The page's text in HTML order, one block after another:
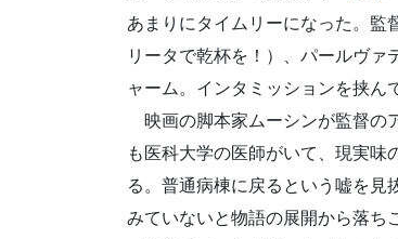
あまりにタイムリーになった。監
リータで乾杯を！）、パールヴァ
ャーム。インタミッションを挟ん
映画の脚本家ムーシンが監督の
も医科大学の医師がいて、現実
る。普通病棟に戻るという嘘を見
みていないと物語の展開から落ち